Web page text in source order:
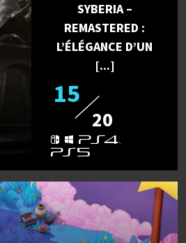
SYBERIA –
REMASTERED :
L’ÉLÉGANCE D’UN
[...]
15
20